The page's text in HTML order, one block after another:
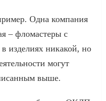
Одна компания
– фломастеры с
изделиях никакой, но
могут
выше.